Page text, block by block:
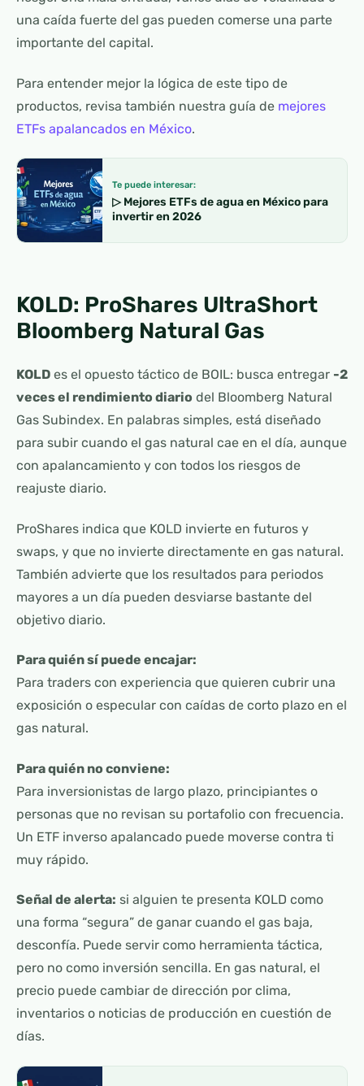
una caída fuerte del gas pueden comerse una parte
importante del capital.
Para entender mejor la lógica de este tipo de
productos, revisa también nuestra guía de mejores
ETFs apalancados en México.
Te puede interesar:
▷ Mejores ETFs de agua en México para
invertir en 2026
KOLD: ProShares UltraShort
Bloomberg Natural Gas
KOLD es el opuesto táctico de BOIL: busca entregar -2
veces el rendimiento diario del Bloomberg Natural
Gas Subindex. En palabras simples, está diseñado
para subir cuando el gas natural cae en el día, aunque
con apalancamiento y con todos los riesgos de
reajuste diario.
ProShares indica que KOLD invierte en futuros y
swaps, y que no invierte directamente en gas natural.
También advierte que los resultados para periodos
mayores a un día pueden desviarse bastante del
objetivo diario.
Para quién sí puede encajar:
Para traders con experiencia que quieren cubrir una
exposición o especular con caídas de corto plazo en el
gas natural.
Para quién no conviene:
Para inversionistas de largo plazo, principiantes o
personas que no revisan su portafolio con frecuencia.
Un ETF inverso apalancado puede moverse contra ti
muy rápido.
Señal de alerta: si alguien te presenta KOLD como
una forma “segura” de ganar cuando el gas baja,
desconfía. Puede servir como herramienta táctica,
pero no como inversión sencilla. En gas natural, el
precio puede cambiar de dirección por clima,
inventarios o noticias de producción en cuestión de
días.